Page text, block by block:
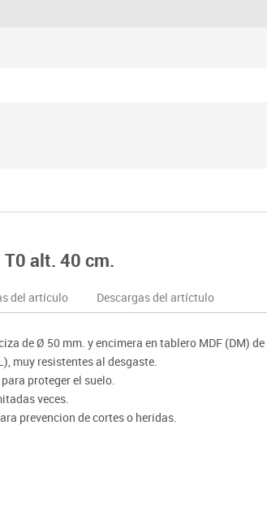
edades
deportiva
y taquillas
taburetes
alt. 40 cm.
del artículo Descargas del artíctulo
de Ø 50 mm. y encimera en tablero MDF (DM)
muy resistentes al desgaste.
proteger el suelo.
veces.
prevencion de cortes o heridas.